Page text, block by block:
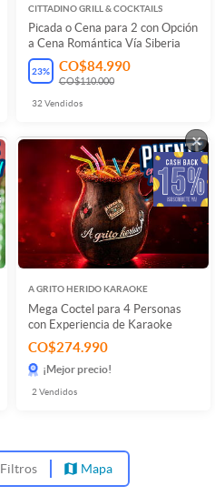
CITTADINO GRILL & COCKTAILS
Picada o Cena para 2 con Opción
a Cena Romántica Vía Siberia
23% CO$84.990
CO$110.000
32 Vendidos
A GRITO HERIDO KARAOKE
Mega Coctel para 4 Personas
con Experiencia de Karaoke
CO$274.990
¡Mejor precio!
2 Vendidos
Filtros Mapa
×